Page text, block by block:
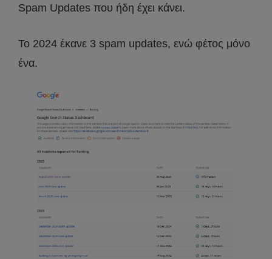
Spam Updates που ήδη έχει κάνει.
Το 2024 έκανε 3 spam updates, ενώ φέτος μόνο
ένα.